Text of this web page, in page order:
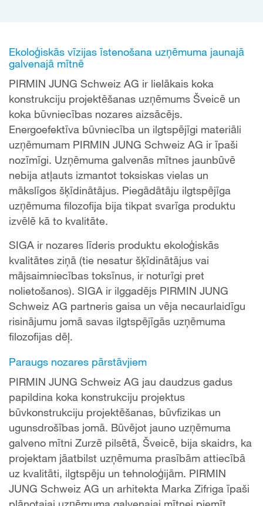
Ekoloģiskās vīzijas īstenošana uzņēmuma jaunajā
galvenajā mītnē
PIRMIN JUNG Schweiz AG ir lielākais koka
konstrukciju projektēšanas uzņēmums Šveicē un
koka būvniecības nozares aizsācējs.
Energoefektīva būvniecība un ilgtspējīgi materiāli
uzņēmumam PIRMIN JUNG Schweiz AG ir īpaši
nozīmīgi. Uzņēmuma galvenās mītnes jaunbūvē
nebija atļauts izmantot toksiskas vielas un
mākslīgos šķīdinātājus. Piegādātāju ilgtspējīga
uzņēmuma filozofija bija tikpat svarīga produktu
izvēlē kā to kvalitāte.
SIGA ir nozares līderis produktu ekoloģiskās
kvalitātes ziņā (tie nesatur šķīdinātājus vai
mājsaimniecības toksīnus, ir noturīgi pret
nolietošanos). SIGA ir ilggadējs PIRMIN JUNG
Schweiz AG partneris gaisa un vēja necaurlaidīgu
risinājumu jomā savas ilgtspējīgās uzņēmuma
filozofijas dēļ.
Paraugs nozares pārstāvjiem
PIRMIN JUNG Schweiz AG jau daudzus gadus
papildina koka konstrukciju projektus
būvkonstrukciju projektēšanas, būvfizikas un
ugunsdrošības jomā. Būvējot jauno uzņēmuma
galveno mītni Zurzē pilsētā, Šveicē, bija skaidrs, ka
projektam jāatbilst uzņēmuma prasībām attiecībā
uz kvalitāti, ilgtspēju un tehnoloģijām. PIRMIN
JUNG Schweiz AG un arhitekta Marka Zifriga īpaši
plānotajai uzņēmuma galvenajai mītnei piemīt